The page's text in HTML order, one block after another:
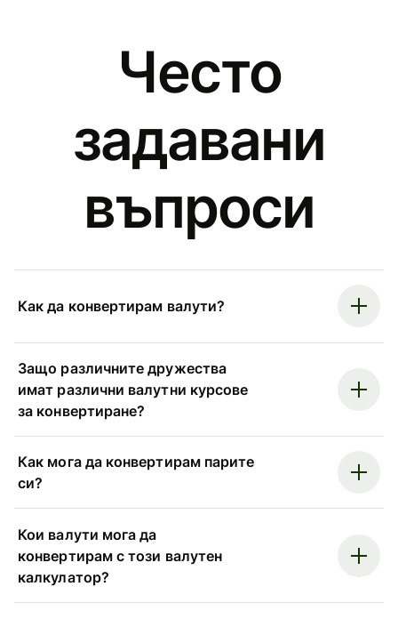
Често
задавани
въпроси
Как да конвертирам валути?
Защо различните дружества
имат различни валутни курсове
за конвертиране?
Как мога да конвертирам парите
си?
Кои валути мога да
конвертирам с този валутен
калкулатор?